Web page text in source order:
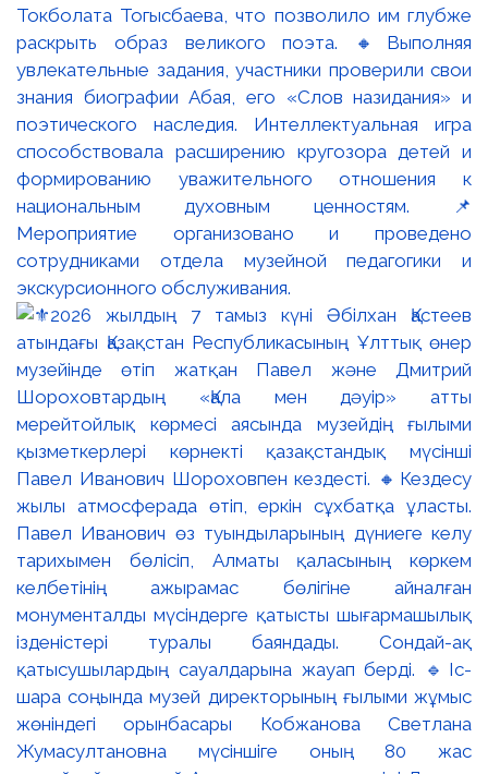
Токболата Тогысбаева, что позволило им глубже
раскрыть образ великого поэта. 🔸Выполняя
увлекательные задания, участники проверили свои
знания биографии Абая, его «Слов назидания» и
поэтического наследия. Интеллектуальная игра
способствовала расширению кругозора детей и
формированию уважительного отношения к
национальным духовным ценностям. 📌
Мероприятие организовано и проведено
сотрудниками отдела музейной педагогики и
экскурсионного обслуживания.